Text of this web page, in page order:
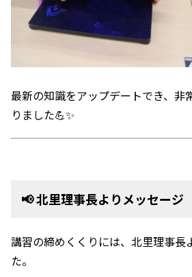
最新の知識をアップデートでき、非
りました💪✨
📢 北里理事長よりメッセージ
講習の締めくくりには、北里理事長
た。